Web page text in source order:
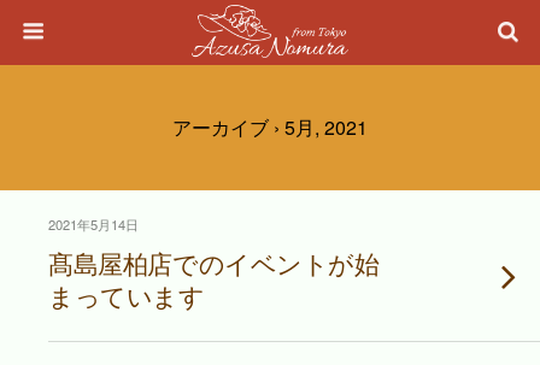
アーカイブ › 5月, 2021
2021年5月14日
髙島屋柏店でのイベントが始
まっています